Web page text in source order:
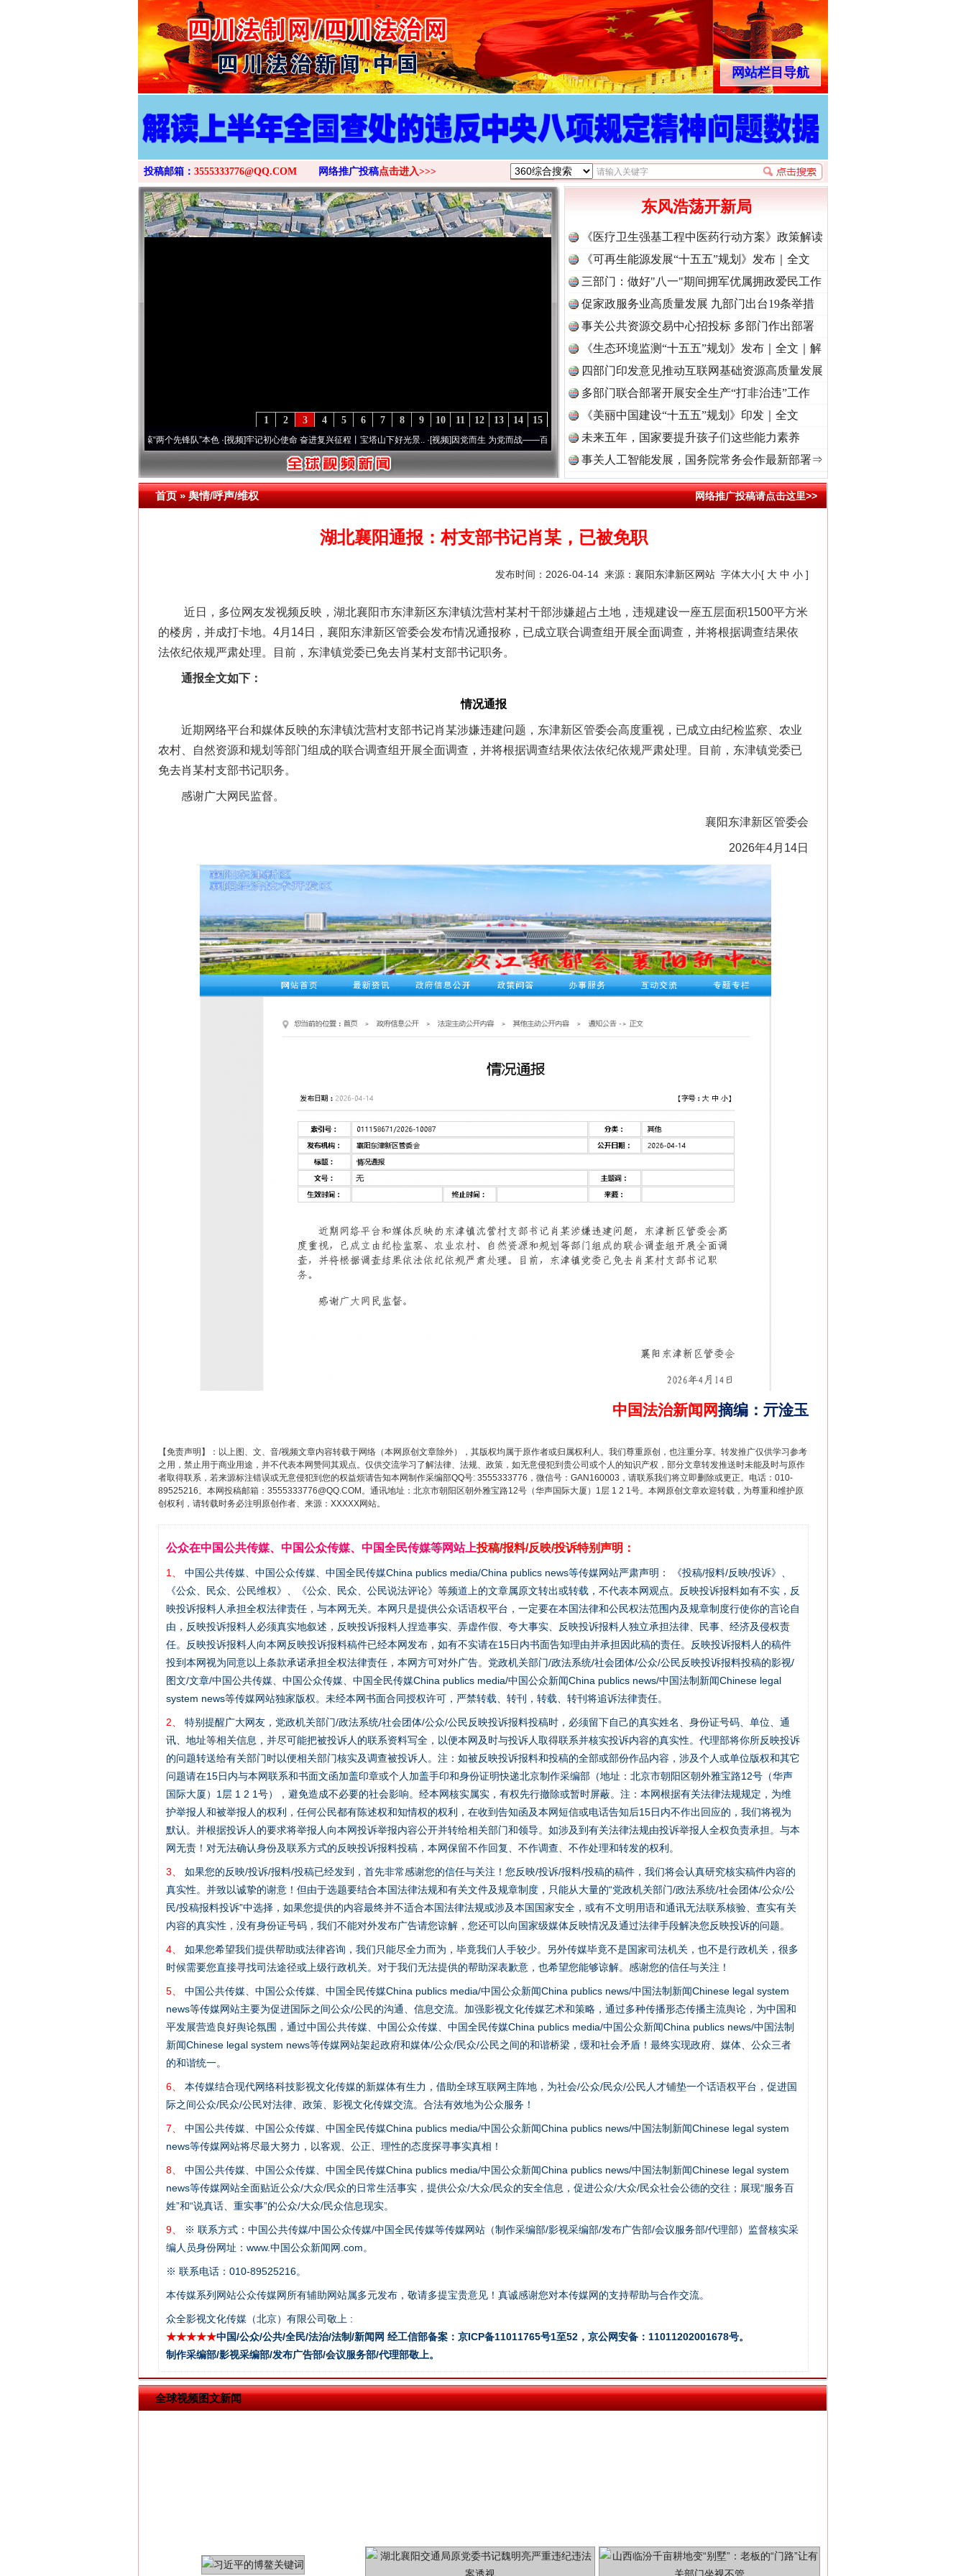
>
网站栏目导航
投稿邮箱： 3555333776@QQ.COM 网络推广投稿点击进入>>>
15
14
13
12
11
10
9
8
7
6
5
4
3
2
1
永葆“两个先锋队”本色·[视频]牢记初心使命 奋进复兴征程丨宝塔山下好光景..·[视频]因党而生 为党而战——百年“纪”事⑧加强纪律..·[视频]牢记初心使命 奋进复兴征程丨“转折之城”激荡..·[视频]
东风浩荡开新局
《医疗卫生强基工程中医药行动方案》政策解读
《可再生能源发展“十五五”规划》发布｜全文
三部门：做好"八一"期间拥军优属拥政爱民工作
促家政服务业高质量发展 九部门出台19条举措
事关公共资源交易中心招投标 多部门作出部署
《生态环境监测“十五五”规划》发布｜全文｜解
读
四部门印发意见推动互联网基础资源高质量发展
多部门联合部署开展安全生产“打非治违”工作
《美丽中国建设“十五五”规划》印发｜全文
未来五年，国家要提升孩子们这些能力素养
事关人工智能发展，国务院常务会作最新部署⇒
首页»舆情/呼声/维权 网络推广投稿请点击这里>>
湖北襄阳通报：村支部书记肖某，已被免职
发布时间：2026-04-14 来源： 襄阳东津新区网站 字体大小[ 大 中 小 ]
近日，多位网友发视频反映，湖北襄阳市东津新区东津镇沈营村某村干部涉嫌超占土地，违规建设一座五层面积1500平方米
的楼房，并成打卡地。4月14日，襄阳东津新区管委会发布情况通报称，已成立联合调查组开展全面调查，并将根据调查结果依
法依纪依规严肃处理。目前，东津镇党委已免去肖某村支部书记职务。
通报全文如下：
情况通报
近期网络平台和媒体反映的东津镇沈营村支部书记肖某涉嫌违建问题，东津新区管委会高度重视，已成立由纪检监察、农业
农村、自然资源和规划等部门组成的联合调查组开展全面调查，并将根据调查结果依法依纪依规严肃处理。目前，东津镇党委已
免去肖某村支部书记职务。
感谢广大网民监督。
襄阳东津新区管委会
2026年4月14日
中国法治新闻网摘编 ： 亓淦玉
【免责声明】：以上图、文、音/视频文章内容转载于网络（本网原创文章除外），其版权均属于原作者或归属权利人。我们尊重原创，也注重分享。转发推广仅供学习参考
之用，禁止用于商业用途，并不代表本网赞同其观点。仅供交流学习了解法律、法规、政策，如无意侵犯到贵公司或个人的知识产权，部分文章转发推送时未能及时与原作
者取得联系，若来源标注错误或无意侵犯到您的权益烦请告知本网制作采编部QQ号: 3555333776，微信号：GAN160003，请联系我们将立即删除或更正。电话：010-
89525216。本网投稿邮箱：3555333776@QQ.COM。通讯地址：北京市朝阳区朝外雅宝路12号（华声国际大厦）1层 1 2 1号。本网原创文章欢迎转载，为尊重和维护原
创权利，请转载时务必注明原创作者、来源：XXXXX网站。
公众在中国公共传媒、中国公众传媒、中国全民传媒等网站上投稿/报料/反映/投诉特别声明：
1、
中国公共传媒、中国公众传媒、中国全民传媒China publics media/China publics news等传媒网站严肃声明： 《投稿/报料/反映/投诉》、
《公众、民众、公民维权》、《公众、民众、公民说法评论》等频道上的文章属原文转出或转载，不代表本网观点。反映投诉报料如有不实，反
映投诉报料人承担全权法律责任，与本网无关。本网只是提供公众话语权平台，一定要在本国法律和公民权法范围内及规章制度行使你的言论自
由，反映投诉报料人必须真实地叙述，反映投诉报料人捏造事实、弄虚作假、夸大事实、反映投诉报料人独立承担法律、民事、经济及侵权责
任。反映投诉报料人向本网反映投诉报料稿件已经本网发布，如有不实请在15日内书面告知理由并承担因此稿的责任。反映投诉报料人的稿件
投到本网视为同意以上条款承诺承担全权法律责任，本网方可对外广告。党政机关部门/政法系统/社会团体/公众/公民反映投诉报料投稿的影视/
图文/文章/中国公共传媒、中国公众传媒、中国全民传媒China publics media/中国公众新闻China publics news/中国法制新闻Chinese legal
system news等传媒网站独家版权。未经本网书面合同授权许可，严禁转载、转刊，转载、转刊将追诉法律责任。
2、
特别提醒广大网友，党政机关部门/政法系统/社会团体/公众/公民反映投诉报料投稿时，必须留下自己的真实姓名、身份证号码、单位、通
讯、地址等相关信息，并尽可能把被投诉人的联系资料写全，以便本网及时与投诉人取得联系并核实投诉内容的真实性。代理部将你所反映投诉
的问题转送给有关部门时以便相关部门核实及调查被投诉人。注：如被反映投诉报料和投稿的全部或部份作品内容，涉及个人或单位版权和其它
问题请在15日内与本网联系和书面文函加盖印章或个人加盖手印和身份证明快递北京制作采编部（地址：北京市朝阳区朝外雅宝路12号（华声
国际大厦）1层 1 2 1号），避免造成不必要的社会影响。经本网核实属实，有权先行撤除或暂时屏蔽。注：本网根据有关法律法规规定，为维
护举报人和被举报人的权利，任何公民都有陈述权和知情权的权利，在收到告知函及本网短信或电话告知后15日内不作出回应的，我们将视为
默认。并根据投诉人的要求将举报人向本网投诉举报内容公开并转给相关部门和领导。如涉及到有关法律法规由投诉举报人全权负责承担。与本
网无责！对无法确认身份及联系方式的反映投诉报料投稿，本网保留不作回复、不作调查、不作处理和转发的权利。
3、
如果您的反映/投诉/报料/投稿已经发到，首先非常感谢您的信任与关注！您反映/投诉/报料/投稿的稿件，我们将会认真研究核实稿件内容的
真实性。并致以诚挚的谢意！但由于选题要结合本国法律法规和有关文件及规章制度，只能从大量的“党政机关部门/政法系统/社会团体/公众/公
民/投稿报料投诉”中选择，如果您提供的内容最终并不适合本国法律法规或涉及本国国家安全，或有不文明用语和通讯无法联系核验、查实有关
内容的真实性，没有身份证号码，我们不能对外发布广告请您谅解，您还可以向国家级媒体反映情况及通过法律手段解决您反映投诉的问题。
4、
如果您希望我们提供帮助或法律咨询，我们只能尽全力而为，毕竟我们人手较少。另外传媒毕竟不是国家司法机关，也不是行政机关，很多
时候需要您直接寻找司法途径或上级行政机关。对于我们无法提供的帮助深表歉意，也希望您能够谅解。感谢您的信任与关注！
5、
中国公共传媒、中国公众传媒、中国全民传媒China publics media/中国公众新闻China publics news/中国法制新闻Chinese legal system
news等传媒网站主要为促进国际之间公众/公民的沟通、信息交流。加强影视文化传媒艺术和策略，通过多种传播形态传播主流舆论，为中国和
平发展营造良好舆论氛围，通过中国公共传媒、中国公众传媒、中国全民传媒China publics media/中国公众新闻China publics news/中国法制
新闻Chinese legal system news等传媒网站架起政府和媒体/公众/民众/公民之间的和谐桥梁，缓和社会矛盾！最终实现政府、媒体、公众三者
的和谐统一。
6、
本传媒结合现代网络科技影视文化传媒的新媒体有生力，借助全球互联网主阵地，为社会/公众/民众/公民人才铺垫一个话语权平台，促进国
际之间公众/民众/公民对法律、政策、影视文化传媒交流。合法有效地为公众服务！
7、
中国公共传媒、中国公众传媒、中国全民传媒China publics media/中国公众新闻China publics news/中国法制新闻Chinese legal system
news等传媒网站将尽最大努力，以客观、公正、理性的态度探寻事实真相！
8、
中国公共传媒、中国公众传媒、中国全民传媒China publics media/中国公众新闻China publics news/中国法制新闻Chinese legal system
news等传媒网站全面贴近公众/大众/民众的日常生活事实，提供公众/大众/民众的安全信息，促进公众/大众/民众社会公德的交往；展现“服务百
姓”和“说真话、重实事”的公众/大众/民众信息现实。
9、
※ 联系方式：中国公共传媒/中国公众传媒/中国全民传媒等传媒网站（制作采编部/影视采编部/发布广告部/会议服务部/代理部）监督核实采
编人员身份网址：www.中国公众新闻网.com。
※ 联系电话：010-89525216。
本传媒系列网站公众传媒网所有辅助网站属多元发布，敬请多提宝贵意见！真诚感谢您对本传媒网的支持帮助与合作交流。
众全影视文化传媒（北京）有限公司敬上 :
★★★★★中国/公众/公共/全民/法治/法制/新闻网 经工信部备案：京ICP备11011765号1至52，京公网安备：11011202001678号。
制作采编部/影视采编部/发布广告部/会议服务部/代理部敬上。
全球视频图文新闻
网上购药对药下症？
“神药”背后的真相
在谋一域中谋全局